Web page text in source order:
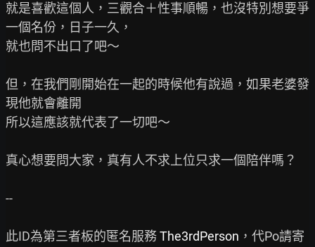
就是喜歡這個人，三觀合＋性事順暢，也沒特別想要爭
一個名份，日子一久，
就也問不出口了吧～
但，在我們剛開始在一起的時候他有說過，如果老婆發
現他就會離開
所以這應該就代表了一切吧～
真心想要問大家，真有人不求上位只求一個陪伴嗎？
--
此ID為第三者板的匿名服務 The3rdPerson ，代Po請寄